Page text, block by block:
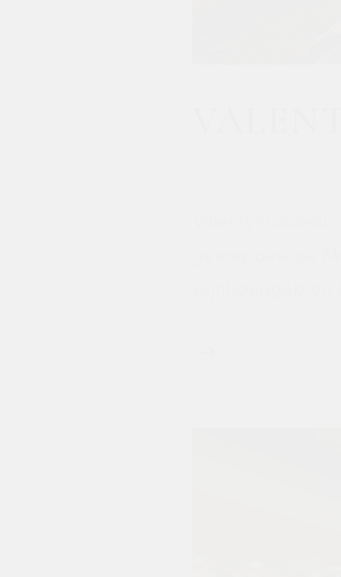
gewaardeerde